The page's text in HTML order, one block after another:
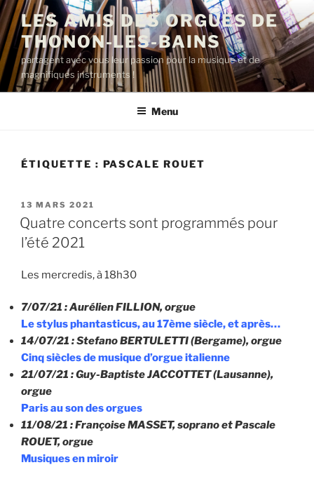
Aller
au
contenu
principal
LES AMIS DES ORGUES DE
THONON-LES-BAINS
partagent avec vous leur passion pour la musique et de
magnifiques instruments !
Menu
ÉTIQUETTE : PASCALE ROUET
PUBLIÉ
LE
13 MARS 2021
Quatre concerts sont programmés pour
l’été 2021
Les mercredis, à 18h30
7/07/21 : Aurélien FILLION, orgue
Le stylus phantasticus, au 17ème siècle, et après…
14/07/21 : Stefano BERTULETTI (Bergame), orgue
Cinq siècles de musique d’orgue italienne
21/07/21 : Guy-Baptiste JACCOTTET (Lausanne),
orgue
Paris au son des orgues
11/08/21 : Françoise MASSET, soprano et Pascale
ROUET, orgue
Musiques en miroir